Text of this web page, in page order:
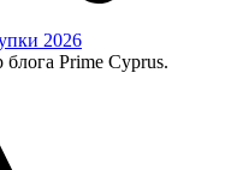
2026
Prime Cyprus.